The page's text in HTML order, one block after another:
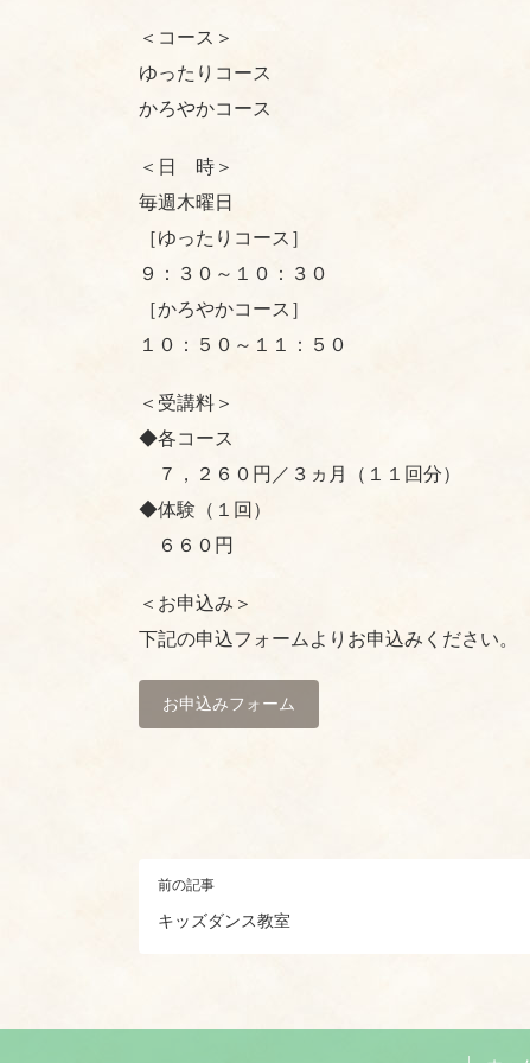
＜コース＞
ゆったりコース
かろやかコース
＜日 時＞
毎週木曜日
［ゆったりコース］
９：３０～１０：３０
［かろやかコース］
１０：５０～１１：５０
＜受講料＞
◆各コース
７，２６０円／３ヵ月（１１回分）
◆体験（１回）
６６０円
＜お申込み＞
下記の申込フォームよりお申込みください。
お申込みフォーム
前の記事
キッズダンス教室